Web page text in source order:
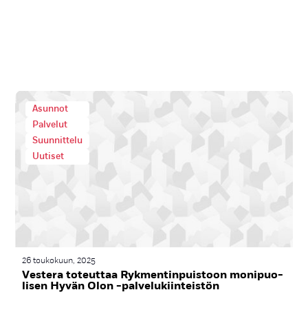
Asunnot
Palvelut
Suunnittelu
Uutiset
26 toukokuun, 2025
Ves­te­ra to­teut­taa Ryk­men­tin­puis­toon mo­ni­puo­
li­sen Hy­vän Olon -pal­ve­lu­kiin­teis­tön